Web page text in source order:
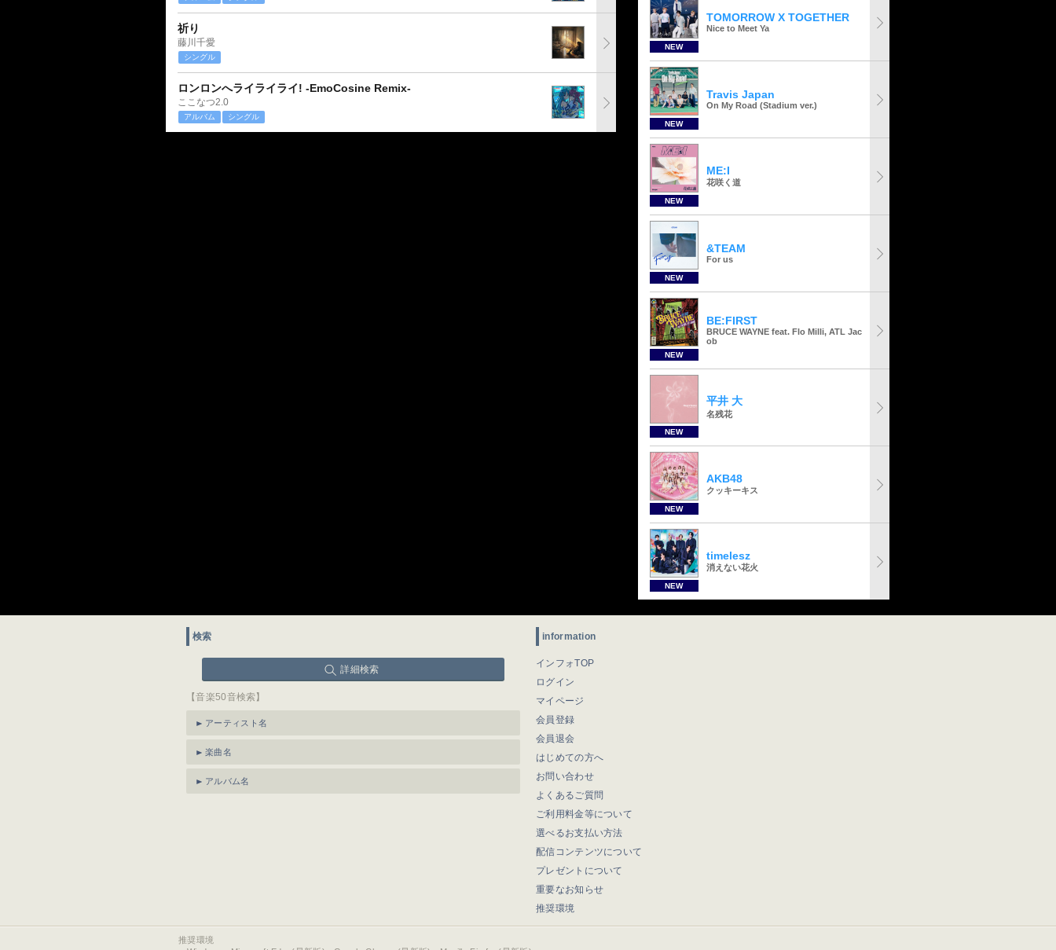
祈り
藤川千愛
シングル
ロンロンへライライライ! -EmoCosine Remix-
ここなつ2.0
アルバム シングル
NEW
TOMORROW X TOGETHER
Nice to Meet Ya
NEW
Travis Japan
On My Road (Stadium ver.)
NEW
ME:I
花咲く道
NEW
&TEAM
For us
NEW
BE:FIRST
BRUCE WAYNE feat. Flo Milli, ATL Jac
ob
NEW
平井 大
名残花
NEW
AKB48
クッキーキス
NEW
timelesz
消えない花火
検索
詳細検索
【音楽50音検索】
アーティスト名
楽曲名
アルバム名
information
インフォTOP
ログイン
マイページ
会員登録
会員退会
はじめての方へ
お問い合わせ
よくあるご質問
ご利用料金等について
選べるお支払い方法
配信コンテンツについて
プレゼントについて
重要なお知らせ
推奨環境
推奨環境